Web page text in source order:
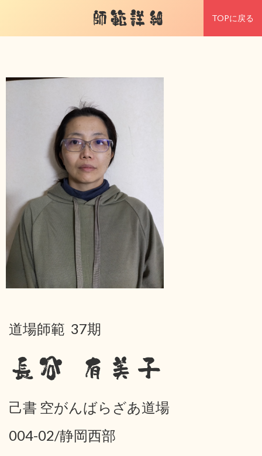
師範詳細 TOPに戻る
道場師範 37期
長谷 有美子
己書 空がんばらざあ道場
004-02/静岡西部